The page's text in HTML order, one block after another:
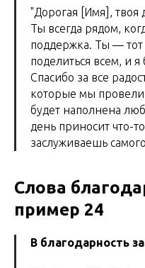
"Дорогая [Имя], твоя
Ты всегда рядом,
поддержка. Ты —
поделиться всем, и я
Спасибо за все
которые мы провели
будет наполнена
день приносит что-
заслуживаешь
Слова
пример 24
В благодарность